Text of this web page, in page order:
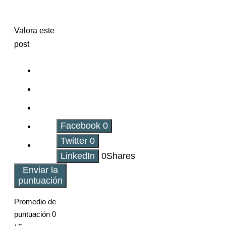
Valora este
post
Enviar la
puntuación
Promedio de
puntuación 0
Facebook 0
Twitter 0
LinkedIn
0Shares